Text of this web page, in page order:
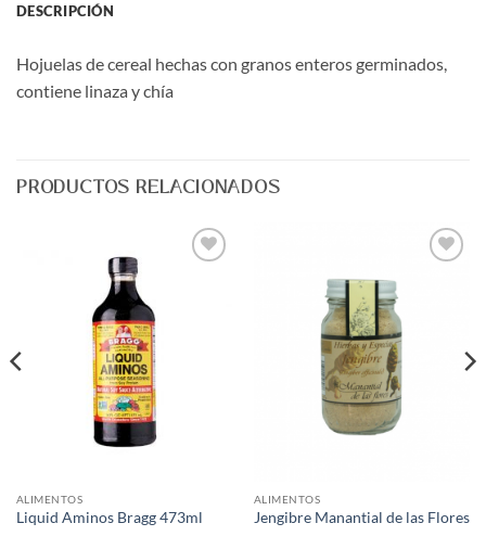
DESCRIPCIÓN
Hojuelas de cereal hechas con granos enteros germinados,
contiene linaza y chía
PRODUCTOS RELACIONADOS
ALIMENTOS
Liquid Aminos Bragg 473ml
ALIMENTOS
Jengibre Manantial de las Flores